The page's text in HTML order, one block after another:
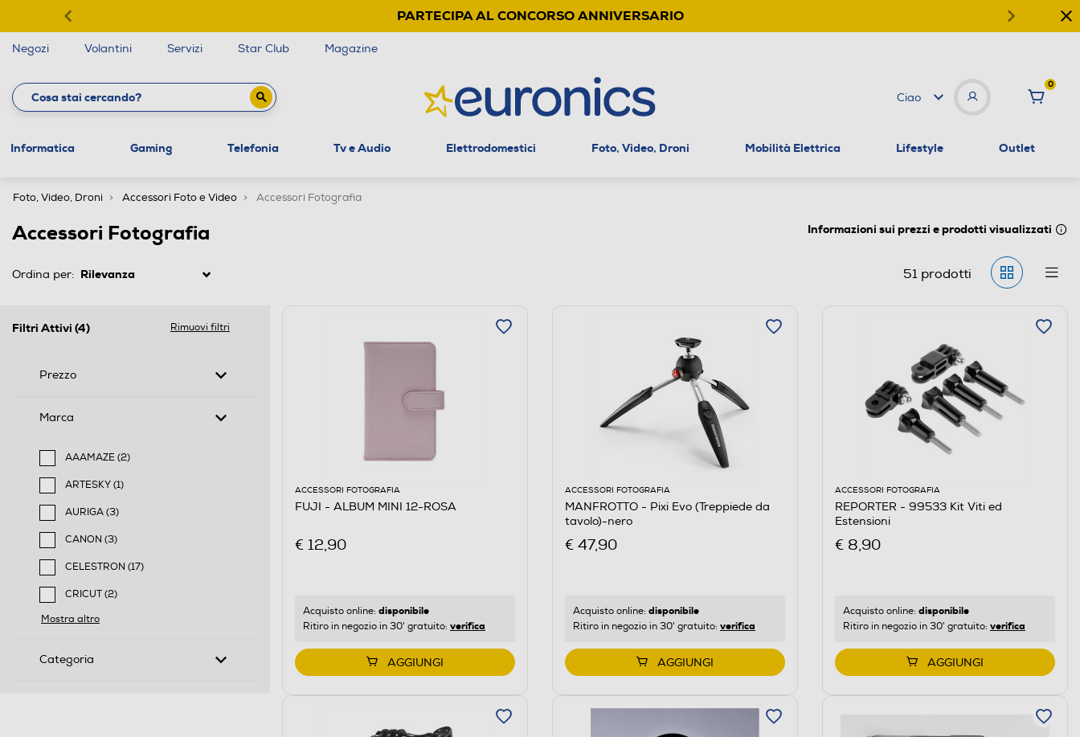
PARTECIPA AL CONCORSO ANNIVERSARIO
Negozi Volantini Servizi Star Club Magazine
Ciao
0
Informatica Gaming Telefonia Tv e Audio Elettrodomestici Foto, Video, Droni Mobilità Elettrica Lifestyle Outlet
Foto, Video, Droni Accessori Foto e Video Accessori Fotografia
Accessori Fotografia Informazioni sui prezzi e prodotti visualizzati
Ordina per: 51prodotti
Filtri Attivi (4) Rimuovi filtri
Prezzo
Marca
AAAMAZE (2)
Filtra per Marca: AAAMAZE
ARTESKY (1)
Filtra per Marca: ARTESKY
AURIGA (3)
Filtra per Marca: AURIGA
CANON (3)
Filtra per Marca: CANON
CELESTRON (17)
Filtra per Marca: CELESTRON
CRICUT (2)
Filtra per Marca: CRICUT
Mostra altro
Categoria
ACCESSORI FOTOGRAFIA
FUJI - ALBUM MINI 12-ROSA
€ 12,90
Acquisto online: disponibile
Ritiro in negozio in 30' gratuito: verifica
AGGIUNGI
ACCESSORI FOTOGRAFIA
MANFROTTO - Pixi Evo (Treppiede da
tavolo)-nero
€ 47,90
Acquisto online: disponibile
Ritiro in negozio in 30' gratuito: verifica
AGGIUNGI
ACCESSORI FOTOGRAFIA
REPORTER - 99533 Kit Viti ed
Estensioni
€ 8,90
Acquisto online: disponibile
Ritiro in negozio in 30' gratuito: verifica
AGGIUNGI